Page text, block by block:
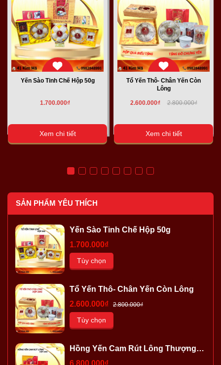
Yến Sào Tinh Chế Hộp 50g
1.700.000₫
Xem chi tiết
Tổ Yến Thô- Chân Yến Còn
Lông
2.600.000₫ 2.800.000₫
Xem chi tiết
SẢN PHẨM YÊU THÍCH
Yến Sào Tinh Chế Hộp 50g
1.700.000₫
Tùy chọn
Tổ Yến Thô- Chân Yến Còn Lông
2.600.000₫
2.800.000₫
Tùy chọn
Hồng Yến Cam Rút Lông Thượng
Hạng
6.800.000₫